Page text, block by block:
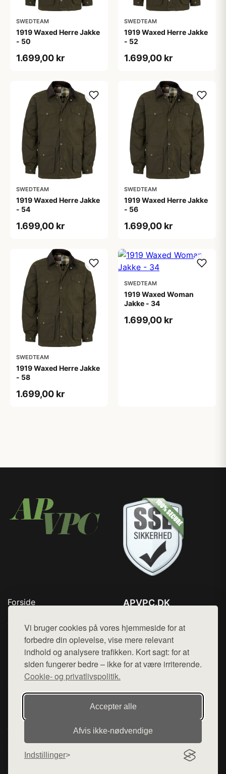
Vi bruger cookies på vores hjemmeside for at
forbedre din oplevelse, vise mere relevant
indhold og analysere trafikken. Kort sagt: for at
siden fungerer bedre – ikke for at være irriterende.
Cookie- og privatlivspolitik.
Accepter alle
Afvis ikke‑nødvendige
Indstillinger
SWEDTEAM
1919 Waxed Herre Jakke
- 50
1.699,00 kr
SWEDTEAM
1919 Waxed Herre Jakke
- 52
1.699,00 kr
SWEDTEAM
1919 Waxed Herre Jakke
- 54
1.699,00 kr
SWEDTEAM
1919 Waxed Herre Jakke
- 56
1.699,00 kr
SWEDTEAM
1919 Waxed Herre Jakke
- 58
1.699,00 kr
SWEDTEAM
1919 Waxed Woman
Jakke - 34
1.699,00 kr
Forside
Top Rabatter
Blog
Kontakt
APVPC.DK
Mail: hej@want.dk
Cookie- og privatlivspolitik
Denne side er en del af want.dk, der udgiver en række
hjemmesider med præsentation af forskellige produkter fra
diverse webshops. Der sælges ikke varer fra denne side - vi
henviser til de shops, som sælger varen. Vi har heller ikke
varerne på lager.